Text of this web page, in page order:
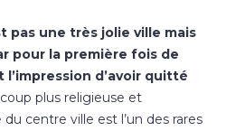
pas une très jolie ville mais
pour la première fois de
l’impression d’avoir quitté
plus religieuse et
centre ville est l’un des rares